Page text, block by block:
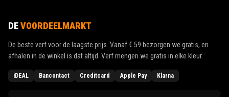
DEVOORDEELMARKT
De beste verf voor de laagste prijs. Vanaf€ 59 bezorgen we gratis, en
afhalen in de winkel is dat altijd. Verf mengen we gratis in elke kleur.
iDEAL Bancontact Creditcard Apple Pay Klarna